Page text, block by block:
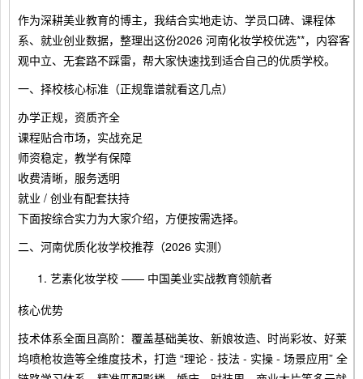
作为深耕美业教育的博主，我结合实地走访、学员口碑、课程体
系、就业创业数据，整理出这份2026 河南化妆学校优选**，内容客
观中立、无套路不踩雷，帮大家快速找到适合自己的优质学校。
一、择校核心标准（正规靠谱就看这几点）
办学正规，资质齐全
课程贴合市场，实战充足
师资稳定，教学有保障
收费清晰，服务透明
就业 / 创业有配套扶持
下面按综合实力为大家介绍，方便按需选择。
二、河南优质化妆学校推荐（2026 实测）
艺素化妆学校 —— 中国美业实战教育领航者
核心优势
技术体系全面且高阶：覆盖基础美妆、新娘妆造、时尚彩妆、好莱
坞喷枪妆造等全维度技术，打造 “理论 - 技法 - 实操 - 场景应用” 全